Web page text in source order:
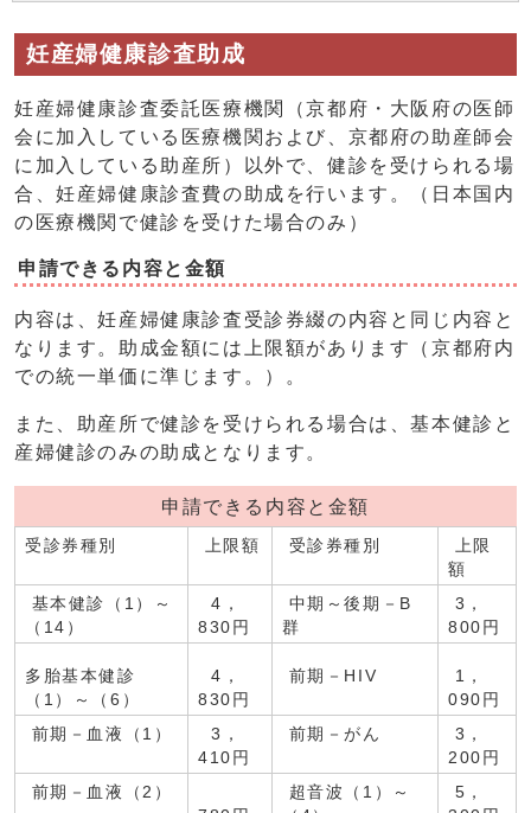
妊産婦健康診査助成
妊産婦健康診査委託医療機関（京都府・大阪府の医師
会に加入している医療機関および、京都府の助産師会
に加入している助産所）以外で、健診を受けられる場
合、妊産婦健康診査費の助成を行います。（日本国内
の医療機関で健診を受けた場合のみ）
申請できる内容と金額
内容は、妊産婦健康診査受診券綴の内容と同じ内容と
なります。助成金額には上限額があります（京都府内
での統一単価に準じます。）。
また、助産所で健診を受けられる場合は、基本健診と
産婦健診のみの助成となります。
申請できる内容と金額
受診券種別 上限額 受診券種別
上限
額
基本健診（1）～
（14）
4，
830円
中期～後期－B
群
3，
800円
多胎基本健診
（1）～（6）
4，
830円
前期－HIV
1，
090円
前期－血液（1）
3，
410円
前期－がん
3，
200円
前期－血液（2）
超音波（1）～
5，